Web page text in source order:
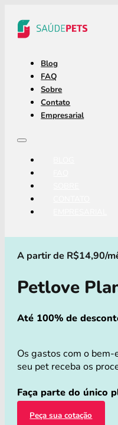
Blog
FAQ
Sobre
Contato
Empresarial
A partir de R$14,90/
Petlove
Até 100% de
Os gastos com o
seu pet receba os
Faça parte do único
Peça sua cotação